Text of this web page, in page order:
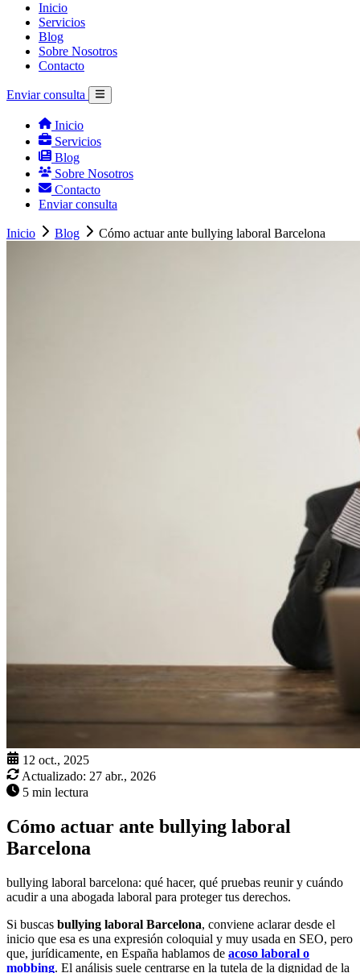
Inicio
Servicios
Blog
Sobre Nosotros
Contacto
Enviar consulta
Inicio
Servicios
Blog
Sobre Nosotros
Contacto
Enviar consulta
Inicio Blog Cómo actuar ante bullying laboral Barcelona
12 oct., 2025
Actualizado: 27 abr., 2026
5 min lectura
Cómo actuar ante bullying laboral
Barcelona
bullying laboral barcelona: qué hacer, qué pruebas reunir y cuándo
acudir a una abogada laboral para proteger tus derechos.
Si buscas bullying laboral Barcelona, conviene aclarar desde el
inicio que esa es una expresión coloquial y muy usada en SEO, pero
que, jurídicamente, en España hablamos de acoso laboral o
mobbing. El análisis suele centrarse en la tutela de la dignidad de la